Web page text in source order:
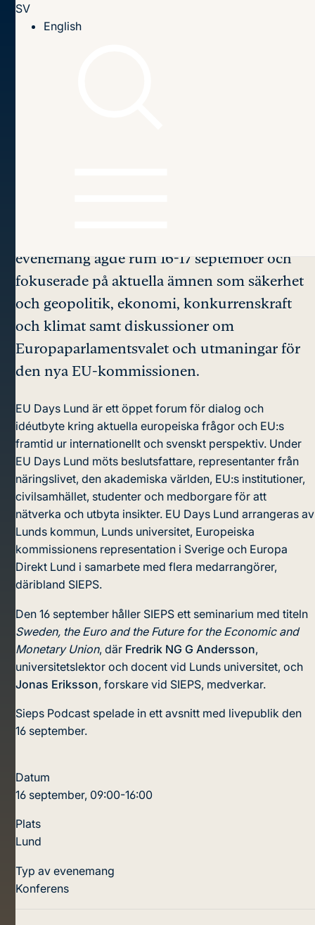
SV
English
evenemang ägde rum 16-17 september och
fokuserade på aktuella ämnen som säkerhet
och geopolitik, ekonomi, konkurrenskraft
och klimat samt diskussioner om
Europaparlamentsvalet och utmaningar för
den nya EU-kommissionen.
EU Days Lund är ett öppet forum för dialog och
idéutbyte kring aktuella europeiska frågor och EU:s
framtid ur internationellt och svenskt perspektiv. Under
EU Days Lund möts beslutsfattare, representanter från
näringslivet, den akademiska världen, EU:s institutioner,
civilsamhället, studenter och medborgare för att
nätverka och utbyta insikter. EU Days Lund arrangeras av
Lunds kommun, Lunds universitet, Europeiska
kommissionens representation i Sverige och Europa
Direkt Lund i samarbete med flera medarrangörer,
däribland SIEPS.
Den 16 september håller SIEPS ett seminarium med titeln
Sweden, the Euro and the Future for the Economic and
Monetary Union, där Fredrik NG G Andersson,
universitetslektor och docent vid Lunds universitet, och
Jonas Eriksson, forskare vid SIEPS, medverkar.
Sieps Podcast spelade in ett avsnitt med livepublik den
16 september.
Datum
16 september, 09:00-16:00
Plats
Lund
Typ av evenemang
Konferens